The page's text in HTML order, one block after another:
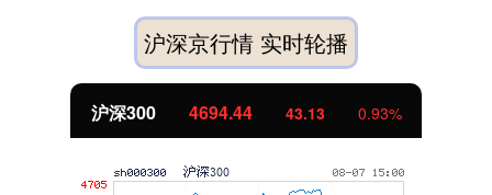
沪深京行情 实时轮播
沪深300 4694.44 43.13 0.93%